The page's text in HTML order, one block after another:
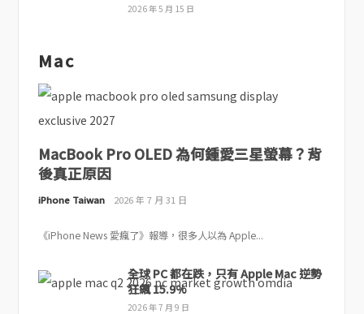
2026 年 5 月 15 日
Mac
MacBook Pro OLED 為何鍾愛三星螢幕？背
後真正原因
iPhone Taiwan 2026 年 7 月 31 日
《iPhone News 愛瘋了》報導，很多人以為 Apple...
全球 PC 都在跌，只有 Apple Mac 逆勢
狂飆 15.9%
2026 年 7 月 9 日